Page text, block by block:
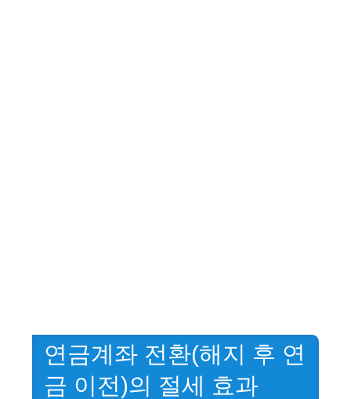
연금계좌 전환(해지 후 연
금 이전)의 절세 효과